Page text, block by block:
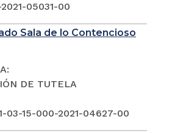
05031-00
Sala de lo Contencioso
DE TUTELA
03-15-000-2021-04627-00